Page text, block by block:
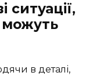
ситуації,
можуть
в деталі,